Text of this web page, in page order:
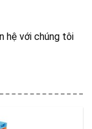
hệ với chúng tôi